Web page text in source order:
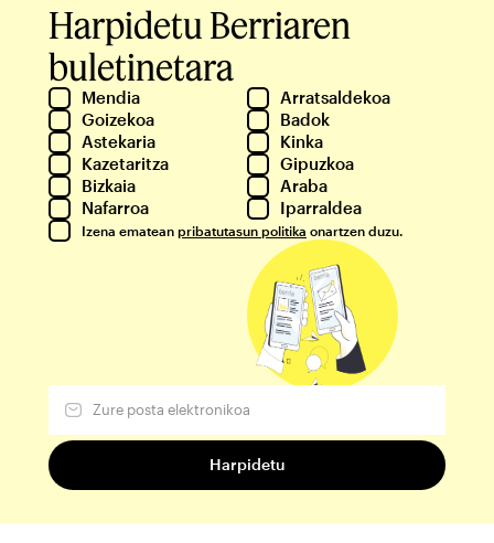
Harpidetu Berriaren
buletinetara
Mendia
Arratsaldekoa
Goizekoa
Badok
Astekaria
Kinka
Kazetaritza
Gipuzkoa
Bizkaia
Araba
Nafarroa
Iparraldea
Izena ematean pribatutasun politika onartzen duzu.